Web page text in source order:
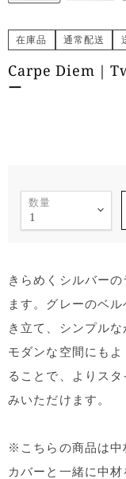
在庫品 通常配送
Carpe Diem｜
ー
数量
きらめくシルバー
ます。グレーのベ
き立て、シンプルな
モダンな空間にも
ることで、よりス
みいただけます。
※こちらの商品は中
カバーと一緒に中